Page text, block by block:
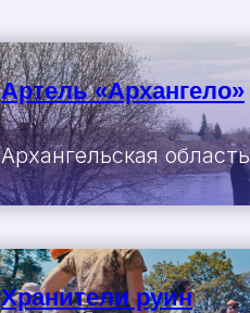
Артель «Архангело»
Архангельская область
Хранители руин